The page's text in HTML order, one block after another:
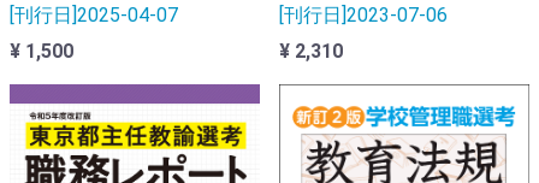
[刊行日]2025-04-07
¥ 1,500
[刊行日]2023-07-06
¥ 2,310